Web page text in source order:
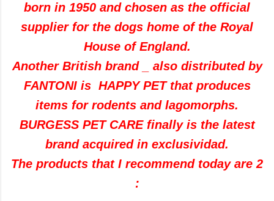
born in 1950 and chosen as the official
supplier for the dogs home of the Royal
House of England.
Another British brand _ also distributed by
FANTONI is HAPPY PET that produces
items for rodents and lagomorphs.
BURGESS PET CARE finally is the latest
brand acquired in exclusividad.
The products that I recommend today are 2
: